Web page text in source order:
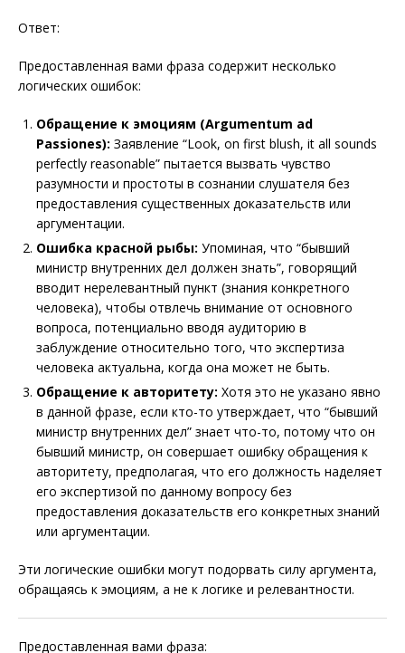
Ответ:
Предоставленная вами фраза содержит несколько
логических ошибок:
Обращение к эмоциям (Argumentum ad
Passiones): Заявление “Look, on first blush, it all sounds
perfectly reasonable” пытается вызвать чувство
разумности и простоты в сознании слушателя без
предоставления существенных доказательств или
аргументации.
Ошибка красной рыбы: Упоминая, что “бывший
министр внутренних дел должен знать”, говорящий
вводит нерелевантный пункт (знания конкретного
человека), чтобы отвлечь внимание от основного
вопроса, потенциально вводя аудиторию в
заблуждение относительно того, что экспертиза
человека актуальна, когда она может не быть.
Обращение к авторитету: Хотя это не указано явно
в данной фразе, если кто-то утверждает, что “бывший
министр внутренних дел” знает что-то, потому что он
бывший министр, он совершает ошибку обращения к
авторитету, предполагая, что его должность наделяет
его экспертизой по данному вопросу без
предоставления доказательств его конкретных знаний
или аргументации.
Эти логические ошибки могут подорвать силу аргумента,
обращаясь к эмоциям, а не к логике и релевантности.
Предоставленная вами фраза: